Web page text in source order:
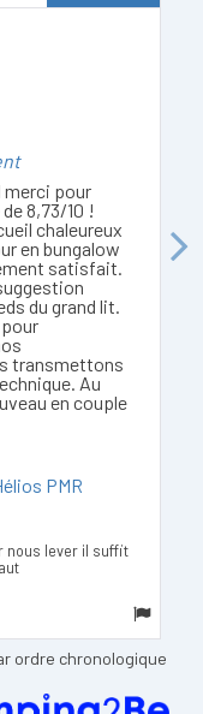
merci pour
8,73/10 !
chaleureux
en bungalow
satisfait.
du grand lit.
transmettons
Au
en couple
PMR
nous lever il suffit
Next
ordre chronologique